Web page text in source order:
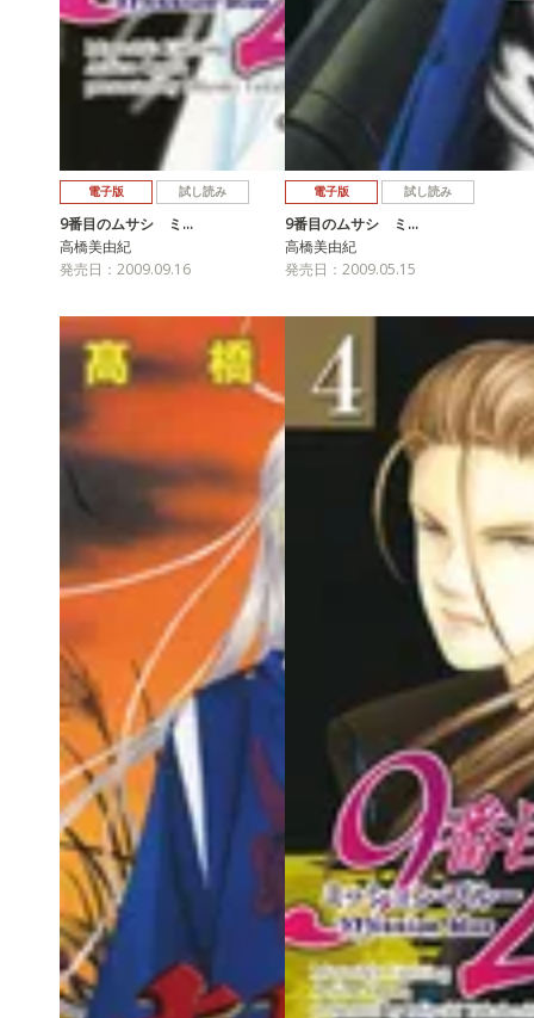
電子版 試し読み
9番目のムサシ ミ…
高橋美由紀
発売日：2009.09.16
電子版 試し読み
9番目のムサシ ミ…
高橋美由紀
発売日：2009.05.15